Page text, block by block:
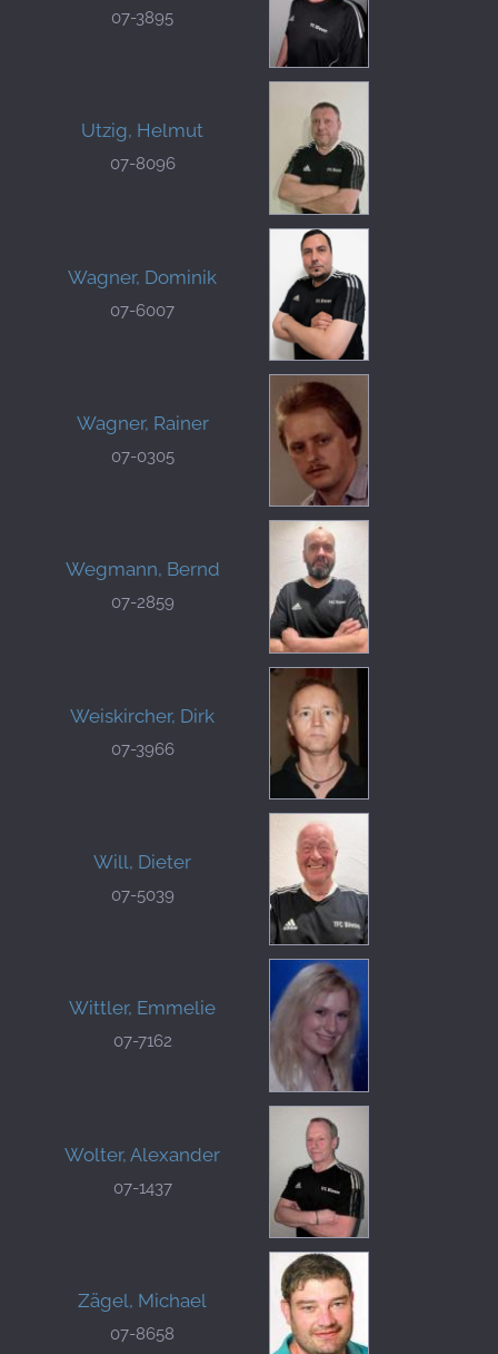
07-3895
Utzig, Helmut
07-8096
Wagner, Dominik
07-6007
Wagner, Rainer
07-0305
Wegmann, Bernd
07-2859
Weiskircher, Dirk
07-3966
Will, Dieter
07-5039
Wittler, Emmelie
07-7162
Wolter, Alexander
07-1437
Zägel, Michael
07-8658